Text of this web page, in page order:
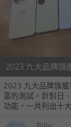
2023 九大品牌旗
富的測試，針對日
功能，一共列出十